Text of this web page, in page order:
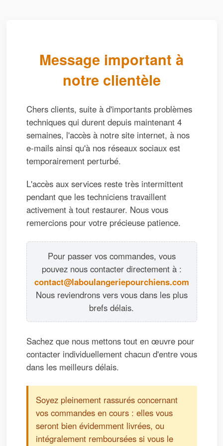
Message important à
notre clientèle
Chers clients, suite à d'importants problèmes
techniques qui durent depuis maintenant 4
semaines, l'accès à notre site internet, à nos
e-mails ainsi qu'à nos réseaux sociaux est
temporairement perturbé.
L'accès aux services reste très intermittent
pendant que les techniciens travaillent
activement à tout restaurer. Nous vous
remercions pour votre précieuse patience.
Pour passer vos commandes, vous
pouvez nous contacter directement à :
contact@laboulangeriepourchiens.com
Nous reviendrons vers vous dans les plus
brefs délais.
Sachez que nous mettons tout en œuvre pour
contacter individuellement chacun d'entre vous
dans les meilleurs délais.
Soyez pleinement rassurés concernant
vos commandes en cours : elles vous
seront bien évidemment livrées, ou
intégralement remboursées si vous le